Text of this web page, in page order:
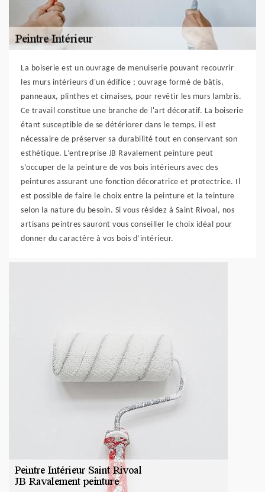
La boiserie est un ouvrage de menuiserie pouvant recouvrir
les murs intérieurs d'un édifice ; ouvrage formé de bâtis,
panneaux, plinthes et cimaises, pour revêtir les murs lambris.
Ce travail constitue une branche de l'art décoratif. La boiserie
étant susceptible de se détériorer dans le temps, il est
nécessaire de préserver sa durabilité tout en conservant son
esthétique. L’entreprise JB Ravalement peinture peut
s’occuper de la peinture de vos bois intérieurs avec des
peintures assurant une fonction décoratrice et protectrice. Il
est possible de faire le choix entre la peinture et la teinture
selon la nature du besoin. Si vous résidez à Saint Rivoal, nos
artisans peintres sauront vous conseiller le choix idéal pour
donner du caractère à vos bois d’intérieur.